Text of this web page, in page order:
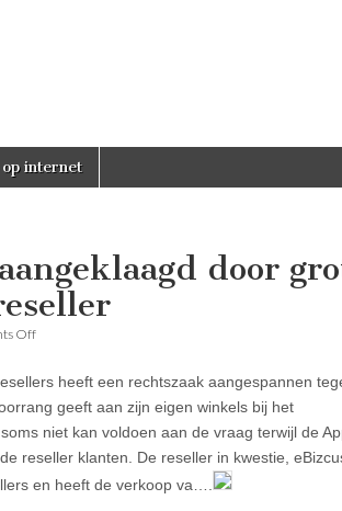
internet
door
Offon
aangeklaagd
door
grote
Franse
Apple-
heeft een rechtszaak aangespannen
geeft aan zijn eigen winkels bij het
niet kan voldoen aan de vraag terwijl de
reseller klanten. De reseller in kwestie,
en heeft de verkoop va….